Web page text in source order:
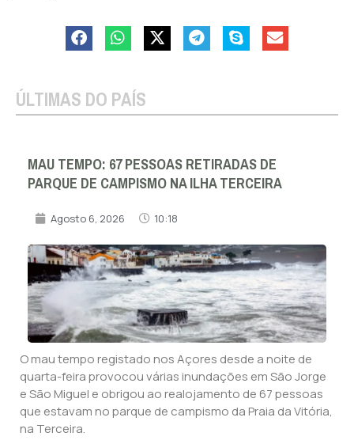
ÚLTIMAS DO PAÍS
MAU TEMPO: 67 PESSOAS RETIRADAS DE
PARQUE DE CAMPISMO NA ILHA TERCEIRA
Agosto 6, 2026 10:18
O mau tempo registado nos Açores desde a noite de
quarta-feira provocou várias inundações em São Jorge
e São Miguel e obrigou ao realojamento de 67 pessoas
que estavam no parque de campismo da Praia da Vitória,
na Terceira.